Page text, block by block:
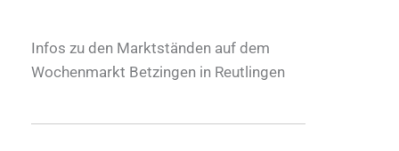
Infos zu den Marktständen auf dem
Wochenmarkt Betzingen in Reutlingen